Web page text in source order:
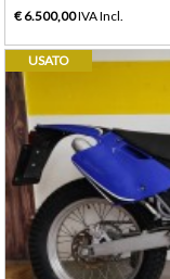
€ 6.500,00IVA Incl.
USATO